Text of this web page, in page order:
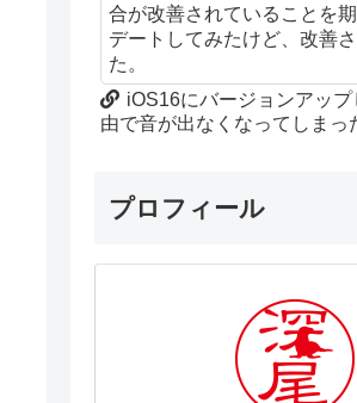
合が改善されていることを
デートしてみたけど、改善さ
た。
iOS16にバージョンアッ
由で音が出なくなってしまっ
プロフィール